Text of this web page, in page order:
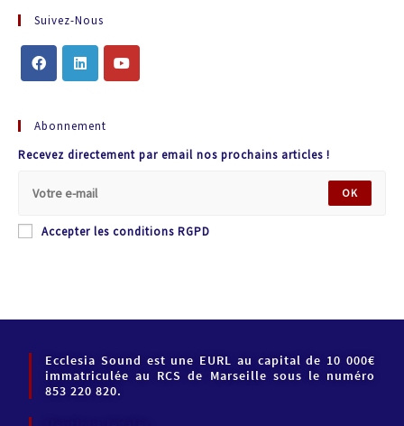
Suivez-Nous
Abonnement
Recevez directement par email nos prochains articles !
OK
Accepter les conditions RGPD
Ecclesia Sound est une EURL au capital de 10 000€
immatriculée au RCS de Marseille sous le numéro
853 220 820.